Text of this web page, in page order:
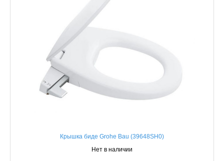
Крышка биде Grohe Bau (39648SH0)
Нет в наличии